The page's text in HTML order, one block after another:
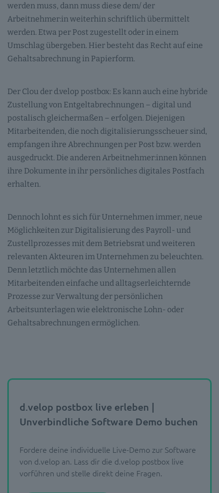
werden muss, dann muss diese dem/ der
Arbeitnehmer:in weiterhin schriftlich übermittelt
werden. Etwa per Post zugestellt oder in einem
Umschlag übergeben. Hier besteht das Recht auf eine
Gehaltsabrechnung in Papierform.
Der Clou der d.velop postbox: Es kann auch eine hybride
Zustellung von Entgeltabrechnungen – digital und
postalisch gleichermaßen – erfolgen. Diejenigen
Mitarbeitenden, die noch digitalisierungsscheuer sind,
empfangen ihre Abrechnungen per Post bzw. werden
ausgedruckt. Die anderen Arbeitnehmer:innen können
ihre Dokumente in ihr persönliches digitales Postfach
erhalten.
Dennoch lohnt es sich für Unternehmen immer, neue
Möglichkeiten zur Digitalisierung des Payroll- und
Zustellprozesses mit dem Betriebsrat und weiteren
relevanten Akteuren im Unternehmen zu beleuchten.
Denn letztlich möchte das Unternehmen allen
Mitarbeitenden einfache und alltagserleichternde
Prozesse zur Verwaltung der persönlichen
Arbeitsunterlagen wie elektronische Lohn- oder
Gehaltsabrechnungen ermöglichen.
d.velop postbox live erleben |
Unverbindliche Software Demo buchen
Fordere deine individuelle Live-Demo zur Software
von d.velop an. Lass dir die d.velop postbox live
vorführen und stelle direkt deine Fragen.